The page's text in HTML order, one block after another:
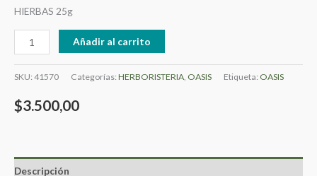
HIERBAS 25g
Añadir al carrito
SKU: 41570 Categorías: HERBORISTERIA OASIS Etiqueta: OASIS
$3.500,00
Descripción